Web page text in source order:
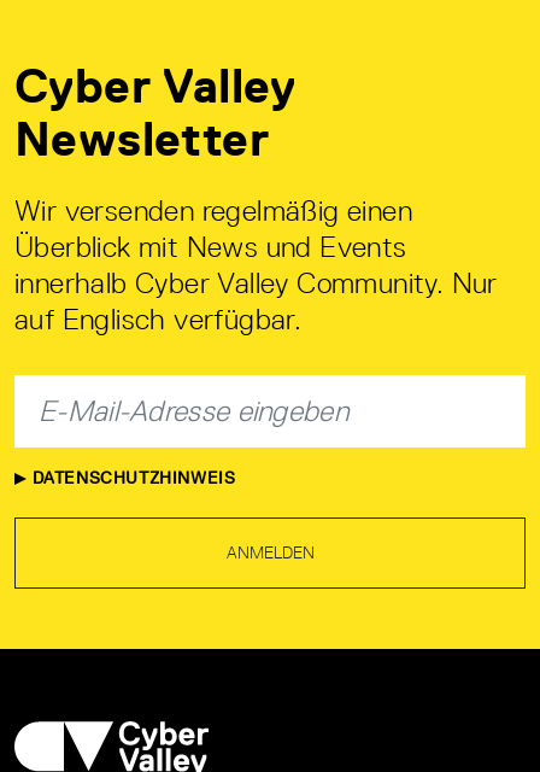
Cyber Valley
Newsletter
Wir versenden regelmäßig einen
Überblick mit News und Events
innerhalb Cyber Valley Community. Nur
auf Englisch verfügbar.
DATENSCHUTZHINWEIS
ANMELDEN